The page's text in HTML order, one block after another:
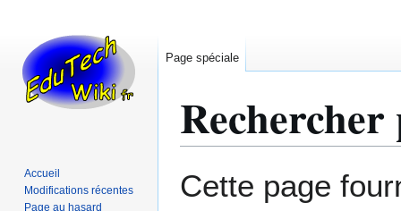
à
à
Cette page
Page spéciale
Accueil
Modifications récentes
Page au hasard